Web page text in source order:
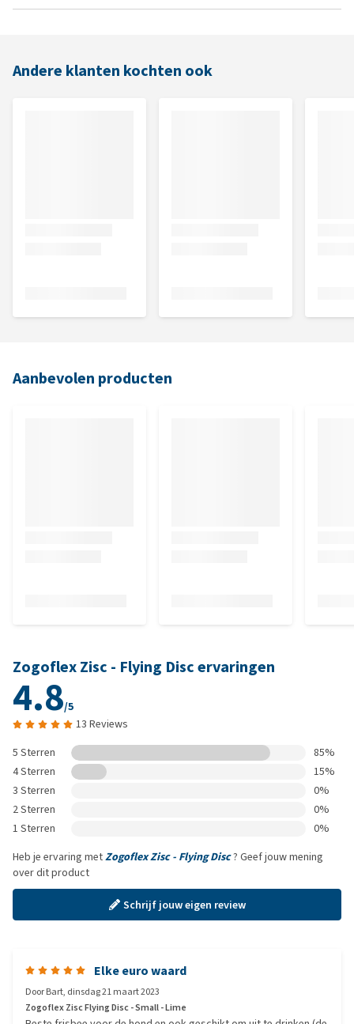
Andere klanten kochten ook
Aanbevolen producten
Zogoflex Zisc - Flying Disc ervaringen
4.8/5
13 Reviews
5 Sterren
85%
4 Sterren
15%
3 Sterren
0%
2 Sterren
0%
1 Sterren
0%
Heb je ervaring metZogoflex Zisc - Flying Disc? Geef jouw mening
over dit product
Schrijf jouw eigen review
Elke euro waard
DoorBart, dinsdag 21 maart 2023
Zogoflex Zisc Flying Disc - Small - Lime